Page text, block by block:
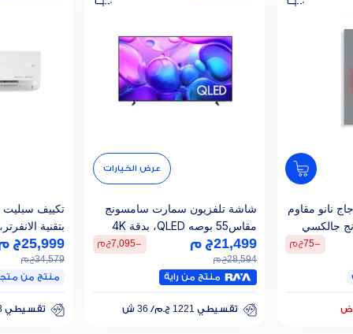
نانو مقاوم
جالكسي
-
75ج م
شاشة تلفزيون سمارت سامسونج
مقاس55 بوصه QLED، بدقة 4K
UHD، بريسيفر داخلي - QA55Q6F
21,499ج م
28,594ج م
-
7,095ج م
منتج من راية
عرض الخيارات
خصم 30% على الفائدة
تكييف سبليت
12CRDN8F
25,999ج
34,579ج م
منتج من
خصم 25% على الفائدة